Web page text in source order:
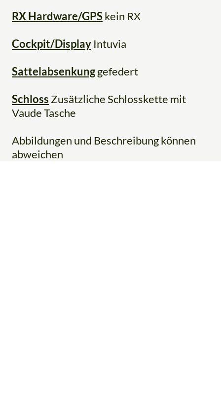
RX Hardware/GPSkein RX
Cockpit/Display Intuvia
Sattelabsenkunggefedert
Schloss Zusätzliche Schlosskette mit
Vaude Tasche
Abbildungen und Beschreibung können
abweichen